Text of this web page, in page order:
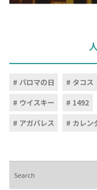
パロマの日 タコス
ウイスキー
1492
アガバレス
カレン
索